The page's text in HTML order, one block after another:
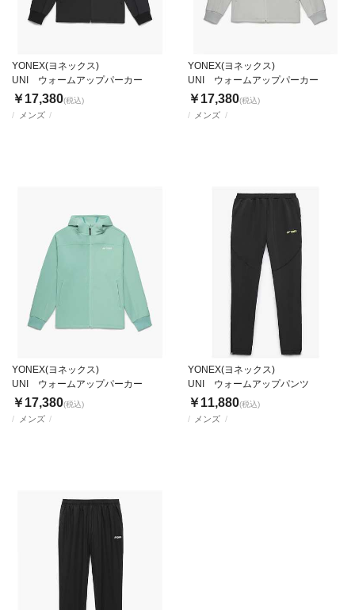
メンズ
YONEX(ヨネックス)
UNI ウォームアップパーカー
￥17,380(税込)
メンズ
YONEX(ヨネックス)
UNI ウォームアップパーカー
￥17,380(税込)
メンズ
YONEX(ヨネックス)
UNI ウォームアップパーカー
￥17,380(税込)
メンズ
YONEX(ヨネックス)
UNI ウォームアップパンツ
￥11,880(税込)